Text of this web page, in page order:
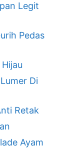
Legit
Pedas
Di
Retak
Ayam